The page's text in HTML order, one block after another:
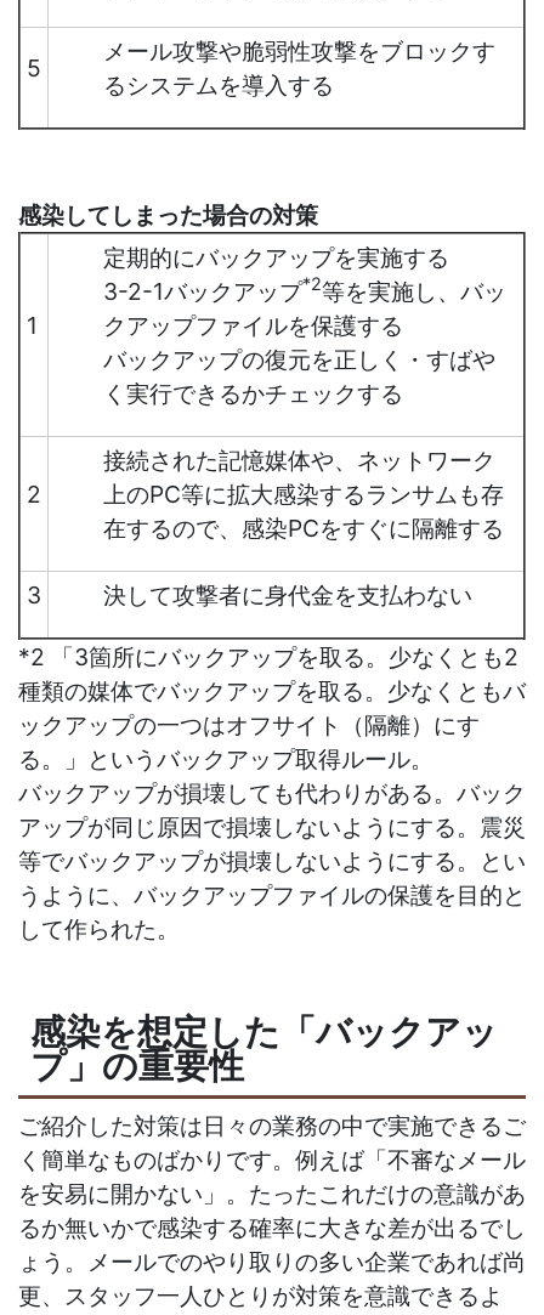
5
メール攻撃や脆弱性攻撃をブロックす
るシステムを導入する
感染してしまった場合の対策
1
定期的にバックアップを実施する
3-2-1バックアップ*2等を実施し、バッ
クアップファイルを保護する
バックアップの復元を正しく・すばや
く実行できるかチェックする
2
接続された記憶媒体や、ネットワーク
上のPC等に拡大感染するランサムも存
在するので、感染PCをすぐに隔離する
3 決して攻撃者に身代金を支払わない
*2 「3箇所にバックアップを取る。少なくとも2
種類の媒体でバックアップを取る。少なくともバ
ックアップの一つはオフサイト（隔離）にす
る。」というバックアップ取得ルール。
バックアップが損壊しても代わりがある。バック
アップが同じ原因で損壊しないようにする。震災
等でバックアップが損壊しないようにする。とい
うように、バックアップファイルの保護を目的と
して作られた。
感染を想定した「バックアッ
プ」の重要性
ご紹介した対策は日々の業務の中で実施できるご
く簡単なものばかりです。例えば「不審なメール
を安易に開かない」。たったこれだけの意識があ
るか無いかで感染する確率に大きな差が出るでし
ょう。メールでのやり取りの多い企業であれば尚
更、スタッフ一人ひとりが対策を意識できるよ